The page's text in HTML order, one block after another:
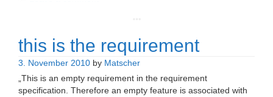
this is the requirement
3. November 2010 by Matscher
„This is an empty requirement in the requirement
specification. Therefore an empty feature is associated with